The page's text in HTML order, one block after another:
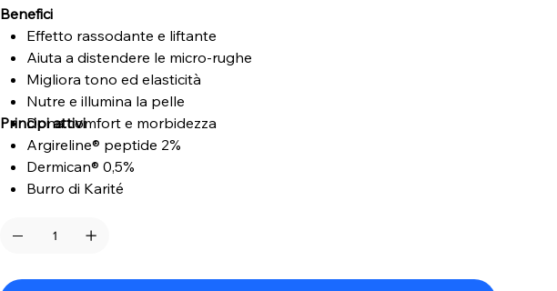
Benefici
Effetto rassodante e liftante
Aiuta a distendere le micro-rughe
Migliora tono ed elasticità
Nutre e illumina la pelle
Dona comfort e morbidezza
Principi attivi
Argireline® peptide 2%
Dermican® 0,5%
Burro di Karité